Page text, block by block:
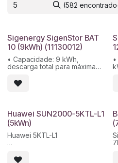
(582
Sigenergy SigenStor BAT
10 (9kWh) (11130012)
• Capacidade: 9 kWh,
descarga total para máxima
• Modular e empilhável: Até 6
módulos por pilha, escaláveis
Conectores auto-plugáveis,
comissionamento em minutos.
• Integração inteligente:
Compatível com inversores
SigenStor EC e aplicativo
mySigen.
•
Huawei SUN2000-5KTL-L1
(5kWn)
Huawei 5KTL-L1
Tensão máxima de entrada: